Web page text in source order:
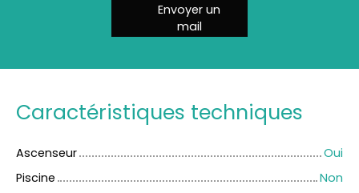
Envoyer un
mail
Caractéristiques techniques
Ascenseur
Oui
Piscine
Non